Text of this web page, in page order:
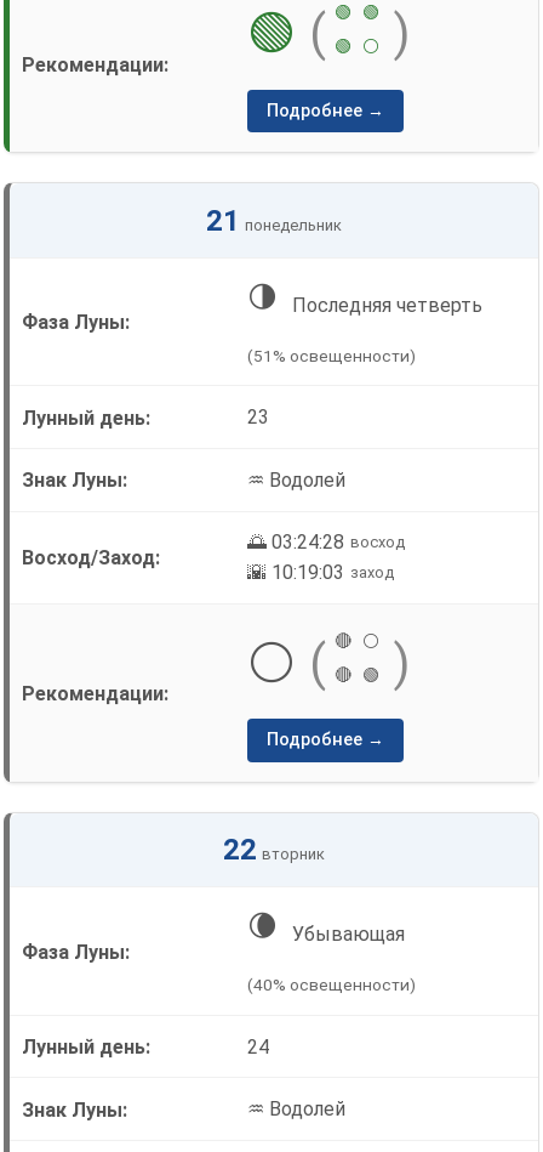
🟢 ( 🟢
🟢
🟢
⚪ )
Подробнее →
21 понедельник
🌗 Последняя четверть
(51% освещенности)
23
♒ Водолей
🌅 03:24:28 восход
🌇 10:19:03 заход
⚪ ( 🔴
⚪
🔴
🟢 )
Подробнее →
22 вторник
🌘 Убывающая
(40% освещенности)
24
♒ Водолей